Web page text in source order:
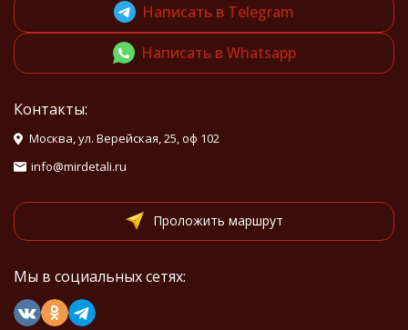
Написать в Telegram
Написать в Whatsapp
Контакты:
Москва, ул. Верейская, 25, оф 102
info@mirdetali.ru
Проложить маршрут
Мы в социальных сетях: